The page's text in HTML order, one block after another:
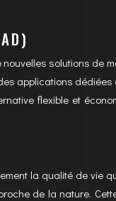
solutions de
applications
flexible et
la qualité de vie
de la nature.